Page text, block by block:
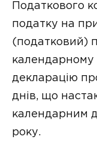
Податкового
податку на
(податковий)
календарному
декларацію
днів, що
календарним
року.